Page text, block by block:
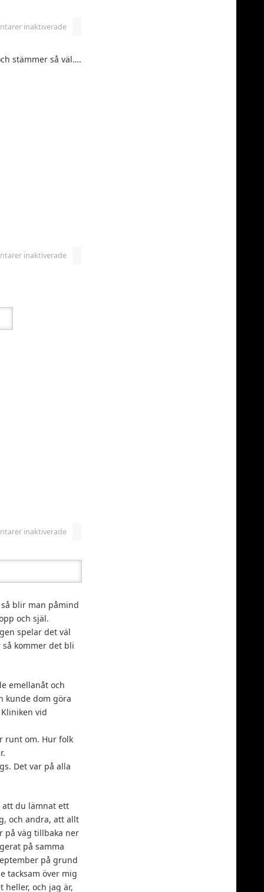
inaktiverade
stämmer så väl….
inaktiverade
inaktiverade
blir man påmind
och själ.
spelar det väl
kommer det bli
emellanåt och
kunde dom göra
vid
runt om. Hur folk
Det var på alla
att du lämnat ett
och andra, att allt
på väg tillbaka ner
på samma
på grund
tacksam över mig
och jag är,